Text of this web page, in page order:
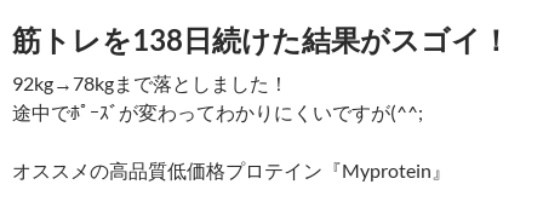
筋トレを138日続けた結果がスゴイ！
92kg→78kgまで落としました！
途中でﾎﾟｰｽﾞが変わってわかりにくいですが(^^;
オススメの高品質低価格プロテイン『Myprotein』